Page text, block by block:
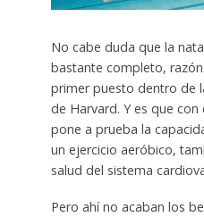
No cabe duda que la
bastante completo,
primer puesto dentro de
de Harvard. Y es que
pone a prueba la
un ejercicio aeróbico,
salud del sistema
Pero ahí no acaban los